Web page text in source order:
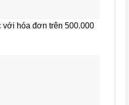
với hóa đơn trên 500.000